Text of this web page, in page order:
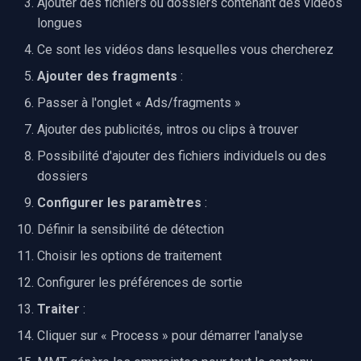
Speco Technologies
EverFocus
Basler
Mobotix
LILIN
Outils associés
longues
Ce sont les vidéos dans lesquelles vous chercherez
Ajouter des fragments :
Passer à l'onglet « Ads/fragments »
Ajouter des publicités, intros ou clips à trouver
Possibilité d'ajouter des fichiers individuels ou des
dossiers
Configurer les paramètres :
Définir la sensibilité de détection
Choisir les options de traitement
Configurer les préférences de sortie
Traiter :
Cliquer sur « Process » pour démarrer l'analyse